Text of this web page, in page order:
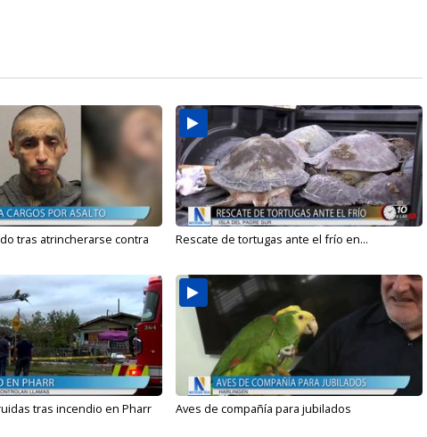
tras atrincherarse contra
Rescate de tortugas ante el frío en...
tras incendio en Pharr Aves de compañía para jubilados